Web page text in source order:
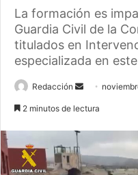
La formación es
Guardia Civil de la
titulados en
especializada en
Redacción
Send
2 minutos de lectura